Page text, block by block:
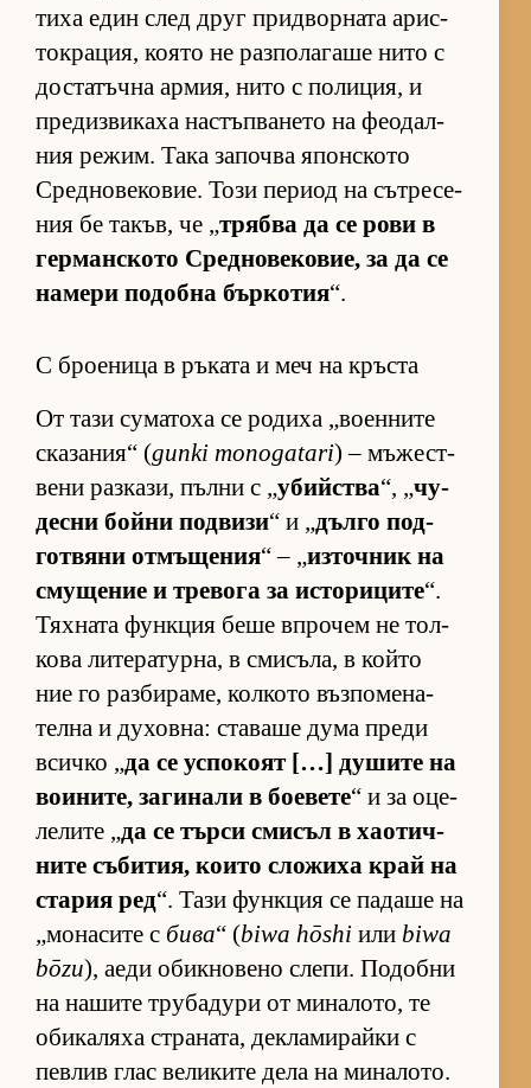
тиха един след друг прид­вор­ната арис­
ток­ра­ция, ко­ято не раз­по­ла­гаше нито с
дос­та­тъчна ар­мия, нито с по­ли­ция, и
пре­диз­ви­каха нас­тъп­ва­нето на фе­о­дал­
ния ре­жим. Така за­почва япон­с­кото
Сред­но­ве­ко­вие. Този пе­риод на сът­ре­се­
ния бе та­къв, че „трябва да се рови в
гер­ман­с­кото Сред­но­ве­ко­вие, за да се
на­мери по­добна бър­ко­тия“.
С броеница в ръката и меч на кръста
От тази су­ма­тоха се ро­диха „во­ен­ните
ска­за­ния“ (gunki monogatari) – мъ­жес­т­
вени раз­ка­зи, пълни с „убийства“, „чу­
десни бойни под­визи“ и „дълго под­
гот­вяни от­мъ­ще­ния“ – „из­точ­ник на
сму­ще­ние и тре­вога за ис­то­ри­ците“.
Тях­ната фун­к­ция беше впро­чем не тол­
кова ли­те­ра­тур­на, в сми­съ­ла, в който
ние го раз­би­ра­ме, кол­кото въз­по­ме­на­
телна и ду­хов­на: ста­ваше дума преди
всичко „да се ус­по­коят […] ду­шите на
во­и­ни­те, за­ги­нали в бо­е­вете“ и за оце­
ле­лите „да се търси сми­съл в ха­о­тич­
ните съ­би­тия, ко­ито сло­жиха край на
ста­рия ред“. Тази фун­к­ция се па­даше на
„мо­на­сите с бива“ (biwa hōshi или biwa
bōzu), аеди обик­но­вено сле­пи. По­добни
на на­шите тру­ба­дури от ми­на­ло­то, те
оби­ка­ляха стра­на­та, дек­ла­ми­райки с
пев­лив глас ве­ли­ките дела на ми­на­ло­то.